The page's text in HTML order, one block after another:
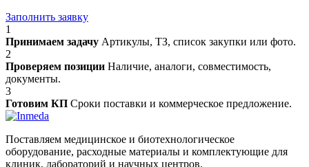
Заполнить заявку
1
Принимаем задачу Артикулы, ТЗ, список закупки или фото.
2
Проверяем позиции Наличие, аналоги, совместимость,
документы.
3
Готовим КП Сроки поставки и коммерческое предложение.
Поставляем медицинское и биотехнологическое
оборудование, расходные материалы и комплектующие для
клиник, лабораторий и научных центров.